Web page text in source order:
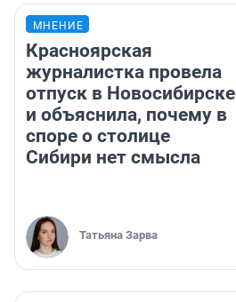
МНЕНИЕ
Красноярская
журналистка провела
отпуск в Новосибирске
и объяснила, почему в
споре о столице
Сибири нет смысла
Татьяна Зарва